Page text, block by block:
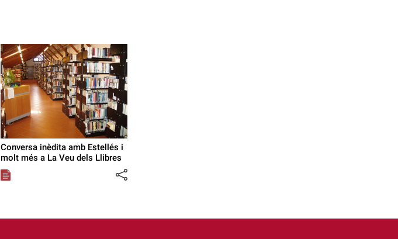
Conversa inèdita amb Estellés i
molt més a La Veu dels Llibres